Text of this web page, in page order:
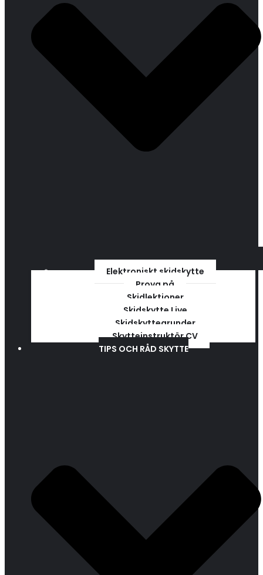
Elektroniskt skidskytte
Prova på
Skidlektioner
Skidskytte Live
Skidskyttegrunder
Skytteinstruktör CV
TIPS OCH RÅD SKYTTE